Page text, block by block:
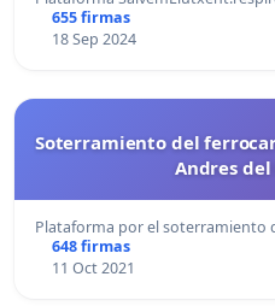
655 firmas
18 Sep 2024
Soterramiento del
Andres
Plataforma por el soterramiento
648 firmas
11 Oct 2021